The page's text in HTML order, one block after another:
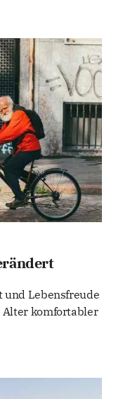
und Lebensfreude
Alter komfortabler